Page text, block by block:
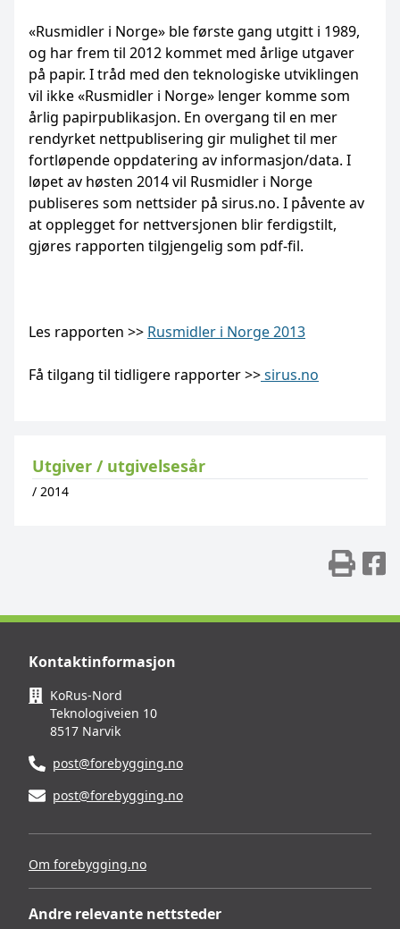
«Rusmidler i Norge» ble første gang utgitt i 1989,
og har frem til 2012 kommet med årlige utgaver
på papir. I tråd med den teknologiske utviklingen
vil ikke «Rusmidler i Norge» lenger komme som
årlig papirpublikasjon. En overgang til en mer
rendyrket nettpublisering gir mulighet til mer
fortløpende oppdatering av informasjon/data. I
løpet av høsten 2014 vil Rusmidler i Norge
publiseres som nettsider på sirus.no. I påvente av
at opplegget for nettversjonen blir ferdigstilt,
gjøres rapporten tilgjengelig som pdf-fil.
Les rapporten >> Rusmidler i Norge 2013
Få tilgang til tidligere rapporter >>sirus.no
Utgiver / utgivelsesår
/ 2014
Kontaktinformasjon
KoRus-Nord
Teknologiveien 10
8517 Narvik
post@forebygging.no
post@forebygging.no
Om forebygging.no
Andre relevante nettsteder